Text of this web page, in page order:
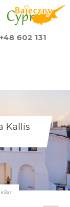
+48 602 131
Kallis
Bar